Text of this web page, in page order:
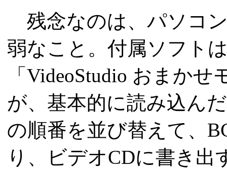
残念なのは、パソコ
弱なこと。付属ソフト
「VideoStudio おまかせ
が、基本的に読み込ん
の順番を並び替えて、
り、ビデオCDに書き